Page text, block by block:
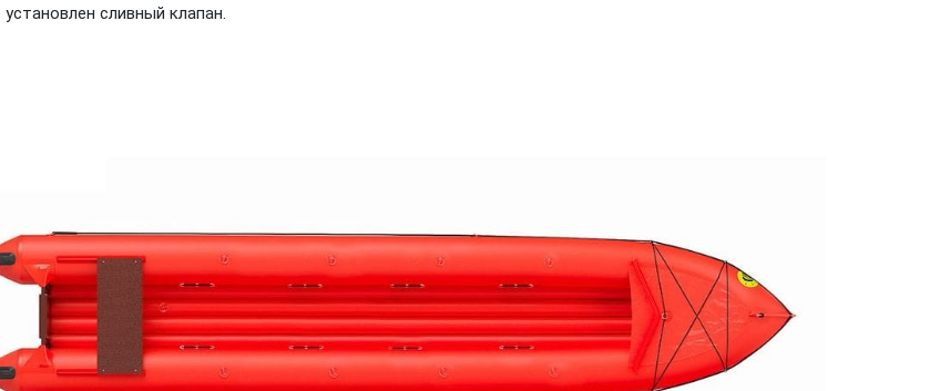
установлен сливный клапан.